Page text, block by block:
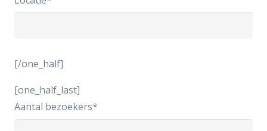
[/one_half]
[one_half_last]
Aantal bezoekers*